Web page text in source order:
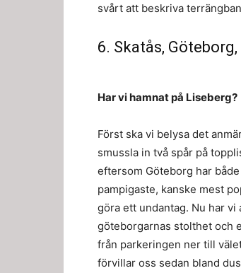
svårt att beskriva
6. Skatås,
Har vi hamnat på Liseberg?
Först ska vi belysa det
smussla in två spår på
eftersom Göteborg har
pampigaste, kanske mest
göra ett undantag. Nu har
göteborgarnas stolthet och
från parkeringen ner till
förvillar oss sedan bland